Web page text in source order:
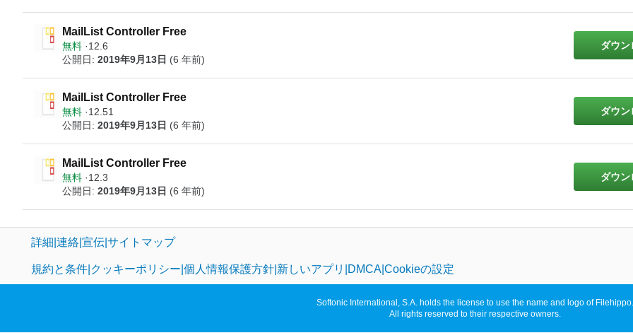
MailList Controller Free
無料
12.6
公開日: 2019年9月13日 (6 年前)
ダウン
MailList Controller Free
無料
12.51
公開日: 2019年9月13日 (6 年前)
ダウン
MailList Controller Free
無料
12.3
公開日: 2019年9月13日 (6 年前)
ダウン
詳細 連絡 宣伝 サイトマップ
規約と条件 クッキーポリシー 個人情報保護方針 新しいアプリ DMCA Cookieの設定
Softonic International, S.A. holds the license to use the name and logo of Filehippo.
All rights reserved to their respective owners.